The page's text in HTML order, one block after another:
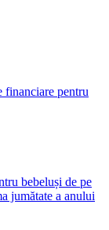
financiare pentru
bebeluși de pe
jumătate a anului